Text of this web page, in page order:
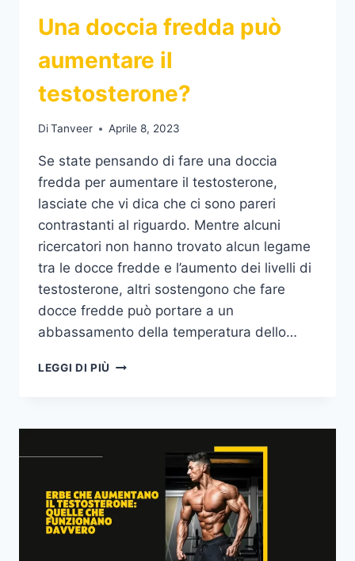
Una doccia fredda può
aumentare il
testosterone?
DiTanveer Aprile 8, 2023
Se state pensando di fare una doccia
fredda per aumentare il testosterone,
lasciate che vi dica che ci sono pareri
contrastanti al riguardo. Mentre alcuni
ricercatori non hanno trovato alcun legame
tra le docce fredde e l’aumento dei livelli di
testosterone, altri sostengono che fare
docce fredde può portare a un
abbassamento della temperatura dello…
LEGGI DI PIÙ UNA
AUMENTARE
TESTOSTERONE?